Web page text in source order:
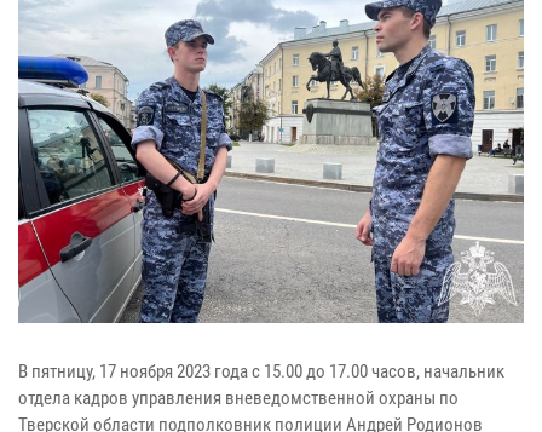
В пятницу, 17 ноября 2023 года с 15.00 до 17.00 часов, начальник
отдела кадров управления вневедомственной охраны по
Тверской области подполковник полиции Андрей Родионов